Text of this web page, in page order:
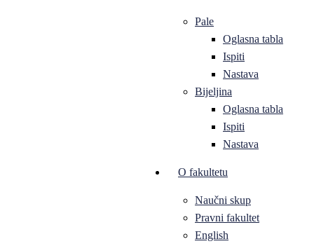
Pale
Oglasna tabla
Ispiti
Nastava
Bijeljina
Oglasna tabla
Ispiti
Nastava
O fakultetu
Naučni skup
Pravni fakultet
English